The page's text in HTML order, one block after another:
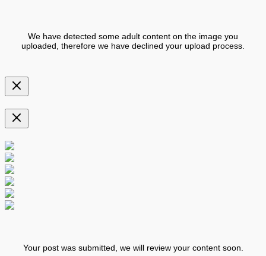
We have detected some adult content on the image you
uploaded, therefore we have declined your upload process.
Your post was submitted, we will review your content soon.